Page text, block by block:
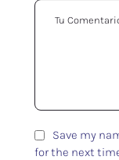
Save my
for the next